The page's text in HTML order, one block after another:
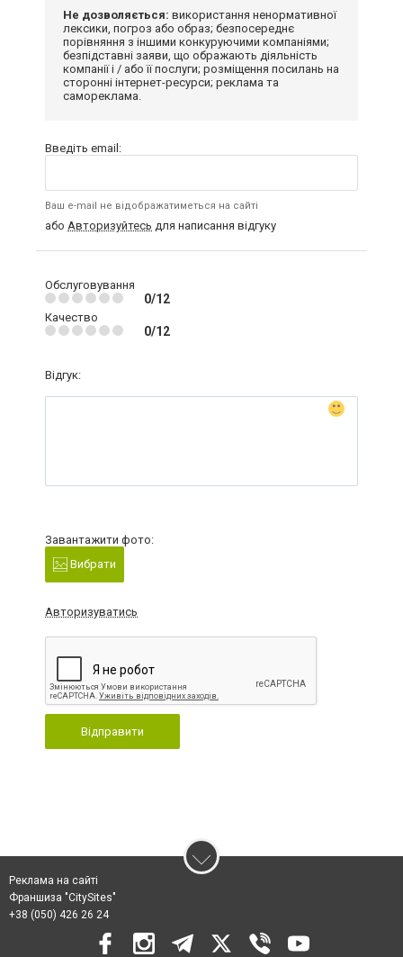
Не дозволяється: використання ненормативної
лексики, погроз або образ; безпосереднє
порівняння з іншими конкуруючими компаніями;
безпідставні заяви, що ображають діяльність
компанії і / або її послуги; розміщення посилань на
сторонні інтернет-ресурси; реклама та
самореклама.
Введіть email:
Ваш e-mail не відображатиметься на сайті
або Авторизуйтесь для написання відгуку
Обслуговування
0/12
Качество
0/12
Відгук:
Завантажити фото:
Вибрати
Авторизуватись
Відправити
Реклама на сайті
Франшиза "CitySites"
+38 (050) 426 26 24